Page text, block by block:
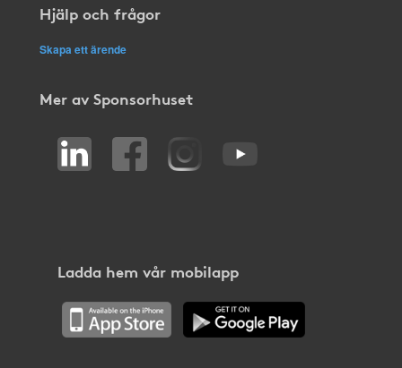
Hjälp och frågor
Skapa ett ärende
Mer av Sponsorhuset
Ladda hem vår mobilapp